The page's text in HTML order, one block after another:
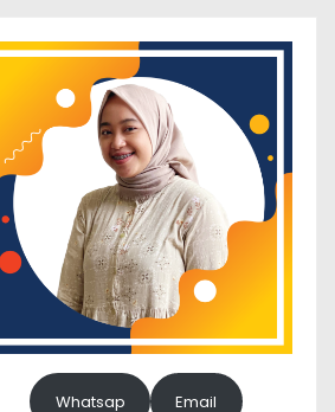
Whatsap Email